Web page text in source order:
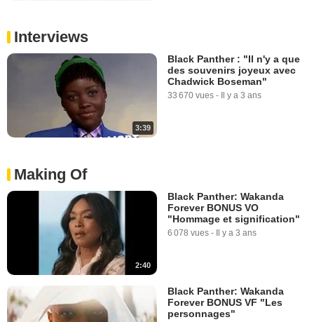
Interviews
3:39
Black Panther : "Il n'y a que
des souvenirs joyeux avec
Chadwick Boseman"
33 670 vues - Il y a 3 ans
Making Of
2:40
Black Panther: Wakanda
Forever BONUS VO
"Hommage et signification"
6 078 vues - Il y a 3 ans
Black Panther: Wakanda
Forever BONUS VF "Les
personnages"